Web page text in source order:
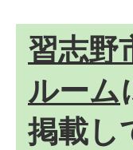
習志野
ルーム
掲載し